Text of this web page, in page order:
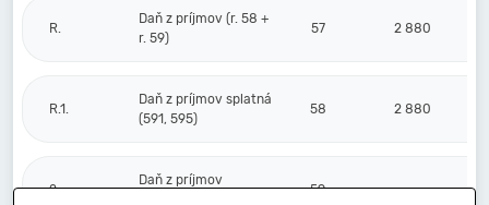
R.
Daň z príjmov (r. 58 +
r. 59)
57 2 880
R.1.
Daň z príjmov splatná
(591, 595)
58 2 880
2.
Daň z príjmov
59